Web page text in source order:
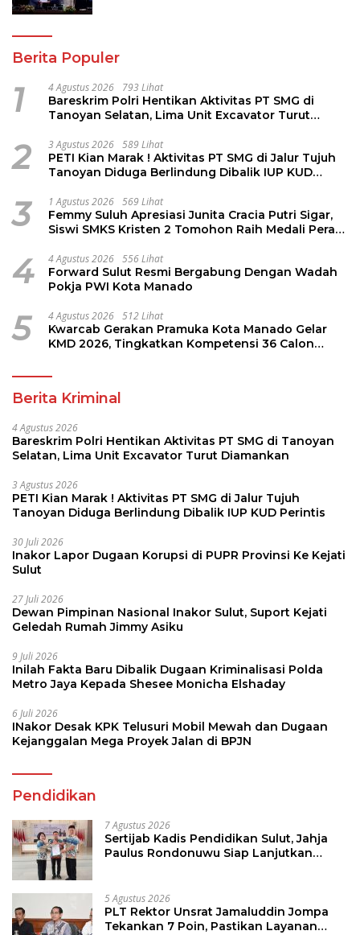
Berita Populer
1 4 Agustus 2026 793 Lihat
Bareskrim Polri Hentikan Aktivitas PT SMG di
Tanoyan Selatan, Lima Unit Excavator Turut
2 3 Agustus 2026 589 Lihat
PETI Kian Marak ! Aktivitas PT SMG di Jalur Tujuh
Tanoyan Diduga Berlindung Dibalik IUP KUD
3 1 Agustus 2026 569 Lihat
Femmy Suluh Apresiasi Junita Cracia Putri Sigar,
Siswi SMKS Kristen 2 Tomohon Raih Medali Perak
4 4 Agustus 2026 556 Lihat
Forward Sulut Resmi Bergabung Dengan Wadah
Pokja PWI Kota Manado
5 4 Agustus 2026 512 Lihat
Kwarcab Gerakan Pramuka Kota Manado Gelar
KMD 2026, Tingkatkan Kompetensi 36 Calon
Berita Kriminal
4 Agustus 2026
Bareskrim Polri Hentikan Aktivitas PT SMG di Tanoyan
Selatan, Lima Unit Excavator Turut Diamankan
3 Agustus 2026
PETI Kian Marak ! Aktivitas PT SMG di Jalur Tujuh
Tanoyan Diduga Berlindung Dibalik IUP KUD Perintis
30 Juli 2026
Inakor Lapor Dugaan Korupsi di PUPR Provinsi Ke Kejati
Sulut
27 Juli 2026
Dewan Pimpinan Nasional Inakor Sulut, Suport Kejati
Geledah Rumah Jimmy Asiku
9 Juli 2026
Inilah Fakta Baru Dibalik Dugaan Kriminalisasi Polda
Metro Jaya Kepada Shesee Monicha Elshaday
6 Juli 2026
INakor Desak KPK Telusuri Mobil Mewah dan Dugaan
Kejanggalan Mega Proyek Jalan di BPJN
Pendidikan
7 Agustus 2026
Sertijab Kadis Pendidikan Sulut, Jahja
Paulus Rondonuwu Siap Lanjutkan
5 Agustus 2026
PLT Rektor Unsrat Jamaluddin Jompa
Tekankan 7 Poin, Pastikan Layanan